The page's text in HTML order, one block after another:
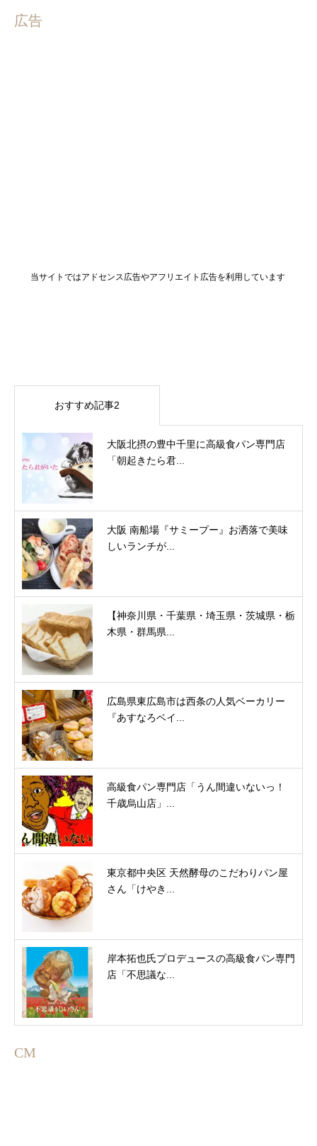
広告
当サイトではアドセンス広告やアフリエイト広告を利用しています
おすすめ記事2
大阪北摂の豊中千里に高級食パン専門店
「朝起きたら君...
大阪 南船場『サミープー』お洒落で美味
しいランチが...
【神奈川県・千葉県・埼玉県・茨城県・栃
木県・群馬県...
広島県東広島市は西条の人気ベーカリー
『あすなろベイ...
高級食パン専門店「うん間違いないっ！
千歳烏山店」...
東京都中央区 天然酵母のこだわりパン屋
さん「けやき...
岸本拓也氏プロデュースの高級食パン専門
店「不思議な...
CM